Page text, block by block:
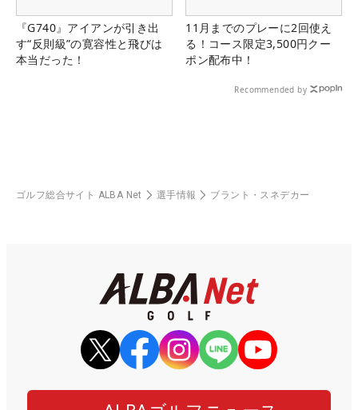
『G740』アイアンが引き出
す“反則級”の寛容性と飛びは
本当だった！
11月までのプレーに2回使え
る！コース限定3,500円クー
ポン配布中！
Recommended by
ゴルフ総合サイト ALBA Net 選手情報 ブラント・スネデカー